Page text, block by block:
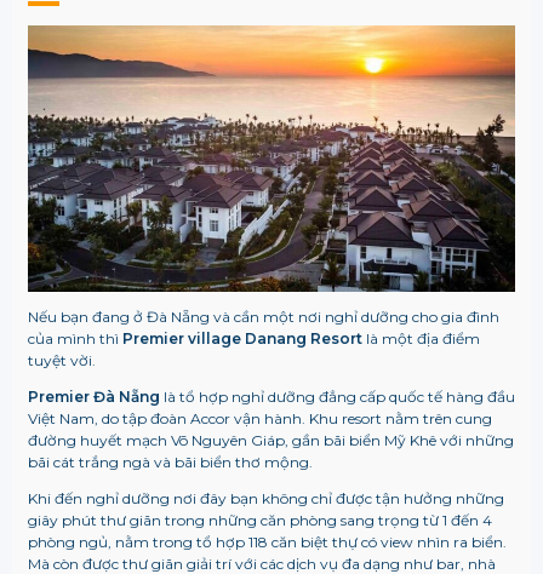
Nếu bạn đang ở Đà Nẵng và cần một nơi nghỉ dưỡng cho gia đình
của mình thì Premier village Danang Resortlà một địa điểm
tuyệt vời.
Premier Đà Nẵng là tổ hợp nghỉ dưỡng đẳng cấp quốc tế hàng đầu
Việt Nam, do tập đoàn Accor vận hành. Khu resort nằm trên cung
đường huyết mạch Võ Nguyên Giáp, gần bãi biển Mỹ Khê với những
bãi cát trắng ngà và bãi biển thơ mộng.
Khi đến nghỉ dưỡng nơi đây bạn không chỉ được tận hưởng những
giây phút thư giãn trong những căn phòng sang trọng từ 1 đến 4
phòng ngủ, nằm trong tổ hợp 118 căn biệt thự có view nhìn ra biển.
Mà còn được thư giãn giải trí với các dịch vụ đa dạng như bar, nhà